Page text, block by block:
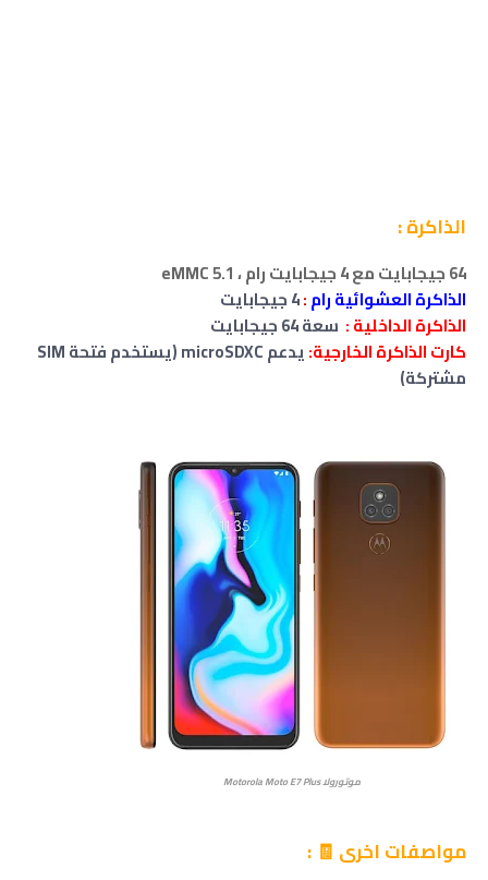
الذاكرة :
64 جيجابايت مع 4 جيجابايت رام ، eMMC 5.1
الذاكرة العشوائية رام:4 جيجابايت
الذاكرة الداخلية : سعة 64 جيجابايت
كارت الذاكرة الخارجية:
يدعم microSDXC (يستخدم فتحة SIM
مشتركة)
موتورولا Motorola Moto E7 Plus
مواصفات اخرى 🧾 :